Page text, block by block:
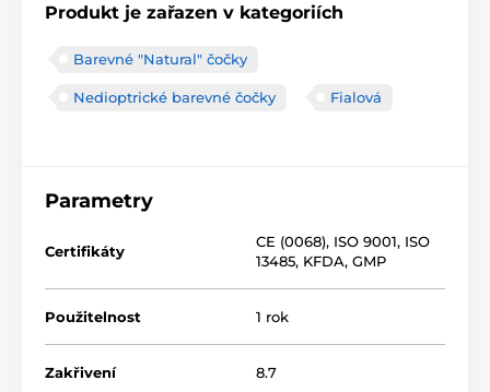
Produkt je zařazen v kategoriích
Barevné "Natural" čočky
Nedioptrické barevné čočky Fialová
Parametry
Certifikáty
CE (0068), ISO 9001, ISO
13485, KFDA, GMP
Použitelnost 1 rok
Zakřivení 8.7